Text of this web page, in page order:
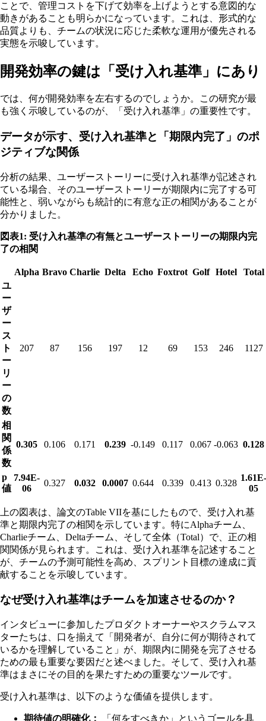
ことで、管理コストを下げて効率を上げようとする意図的な
動きがあることも明らかになっています。これは、形式的な
品質よりも、チームの状況に応じた柔軟な運用が優先される
実態を示唆しています。
開発効率の鍵は「受け入れ基準」にあり
では、何が開発効率を左右するのでしょうか。この研究が最
も強く示唆しているのが、「受け入れ基準」の重要性です。
データが示す、受け入れ基準と「期限内完了」のポ
ジティブな関係
分析の結果、ユーザーストーリーに受け入れ基準が記述され
ている場合、そのユーザーストーリーが期限内に完了する可
能性と、弱いながらも統計的に有意な正の相関があることが
分かりました。
図表1: 受け入れ基準の有無とユーザーストーリーの期限内完
了の相関
Alpha Bravo Charlie Delta Echo Foxtrot Golf Hotel
Total
ユ
ー
ザ
ー
ス
ト
ー
リ
ー
の
数
207 87 156 197 12 69 153 246 1127
相
関
係
数
0.305 0.106 0.171 0.239 -0.149 0.117 0.067 -0.063 0.128
p
値
7.94E-
06
0.327 0.032 0.0007 0.644 0.339 0.413 0.328
1.61E-
05
上の図表は、論文のTable VIIを基にしたもので、受け入れ基
準と期限内完了の相関を示しています。特にAlphaチーム、
Charlieチーム、Deltaチーム、そして全体（Total）で、正の相
関関係が見られます。これは、受け入れ基準を記述すること
が、チームの予測可能性を高め、スプリント目標の達成に貢
献することを示唆しています。
なぜ受け入れ基準はチームを加速させるのか？
インタビューに参加したプロダクトオーナーやスクラムマス
ターたちは、口を揃えて「開発者が、自分に何が期待されて
いるかを理解していること」が、期限内に開発を完了させる
ための最も重要な要因だと述べました。そして、受け入れ基
準はまさにその目的を果たすための重要なツールです。
受け入れ基準は、以下のような価値を提供します。
期待値の明確化： 「何をすべきか」というゴールを具